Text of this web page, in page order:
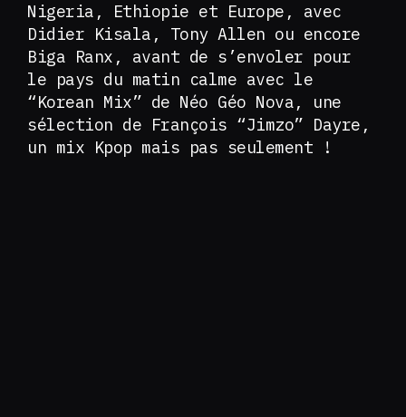
Nigeria, Ethiopie et Europe, avec
Didier Kisala, Tony Allen ou encore
Biga Ranx, avant de s’envoler pour
le pays du matin calme avec le
“Korean Mix” de Néo Géo Nova, une
sélection de François “Jimzo” Dayre,
un mix Kpop mais pas seulement !